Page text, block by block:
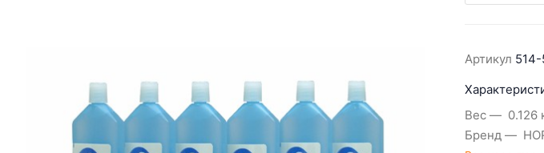
Артикул 514-
Вес
0.126
Бренд